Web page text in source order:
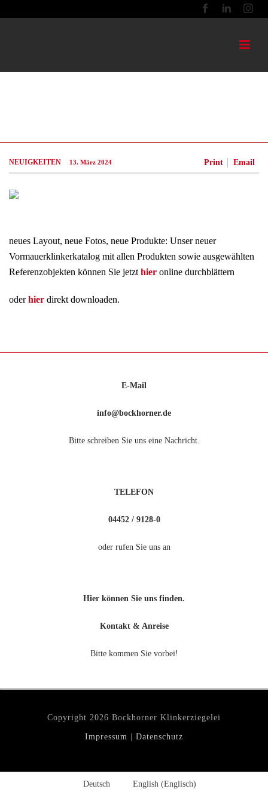
Print Email
NEUIGKEITEN 13. März 2024
neues Layout, neue Fotos, neue Produkte: Unser neuer
Vormauerklinkerkatalog mit allen Produkten sowie ausgewählten
Referenzobjekten können Sie jetzt hier online durchblättern
oderhier direkt downloaden.
E-Mail
info@bockhorner.de
Bitte schreiben Sie uns eine Nachricht.
TELEFON
04452 / 9128-0
oder rufen Sie uns an
Hier können Sie uns finden.
Kontakt & Anreise
Bitte kommen Sie vorbei!
Copyright 2026 Bockhorner Klinkerziegelei
Impressum Datenschutz
Deutsch English(Englisch)